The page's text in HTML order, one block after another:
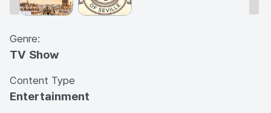
Genre:
TV Show
Content Type
Entertainment